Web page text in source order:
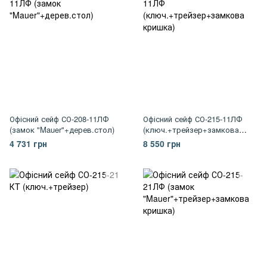
Офісний сейф СО-208-11ЛФ
(замок "Mauer"+дерев.стол)
4 731 грн
Офісний сейф СО-215-11ЛФ
(ключ.+трейзер+замкова
кришка)
8 550 грн